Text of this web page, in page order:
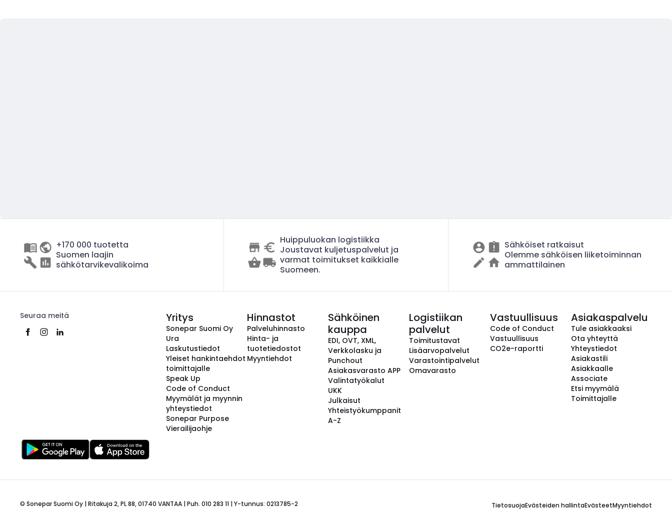
+170 000 tuotetta
Suomen laajin
sähkötarvikevalikoima
Huippuluokan logistiikka
Joustavat kuljetuspalvelut ja
varmat toimitukset kaikkialle
Suomeen.
Sähköiset ratkaisut
Olemme sähköisen liiketoiminnan
ammattilainen
Seuraa meitä Yritys
Sonepar Suomi Oy
Ura
Laskutustiedot
Yleiset hankintaehdot
toimittajalle
Speak Up
Code of Conduct
Myymälät ja myynnin
yhteystiedot
Sonepar Purpose
Vierailijaohje
Hinnastot
Palveluhinnasto
Hinta- ja
tuotetiedostot
Myyntiehdot
Sähköinen
kauppa
EDI, OVT, XML,
Verkkolasku ja
Punchout
Asiakasvarasto APP
Valintatyökalut
UKK
Julkaisut
Yhteistyökumppanit
A-Z
Logistiikan
palvelut
Toimitustavat
Lisäarvopalvelut
Varastointipalvelut
Omavarasto
Vastuullisuus
Code of Conduct
Vastuullisuus
CO2e-raportti
Asiakaspalvelu
Tule asiakkaaksi
Ota yhteyttä
Yhteystiedot
Asiakastili
Asiakkaalle
Associate
Etsi myymälä
Toimittajalle
© Sonepar Suomi Oy | Ritakuja 2, PL 88, 01740 VANTAA | Puh. 010 283 11 | Y-tunnus: 0213785-2 TietosuojaEvästeiden hallintaEvästeetMyyntiehdot